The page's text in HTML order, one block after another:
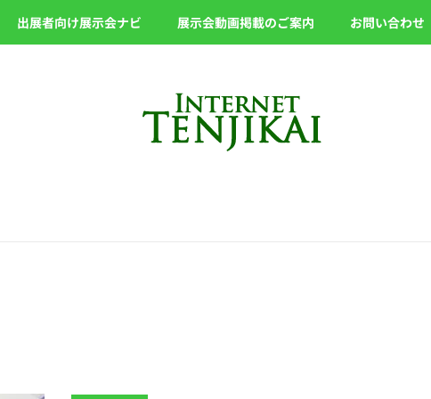
出展者向け展示会ナビ 展示会動画掲載のご案内 お問い合わせ